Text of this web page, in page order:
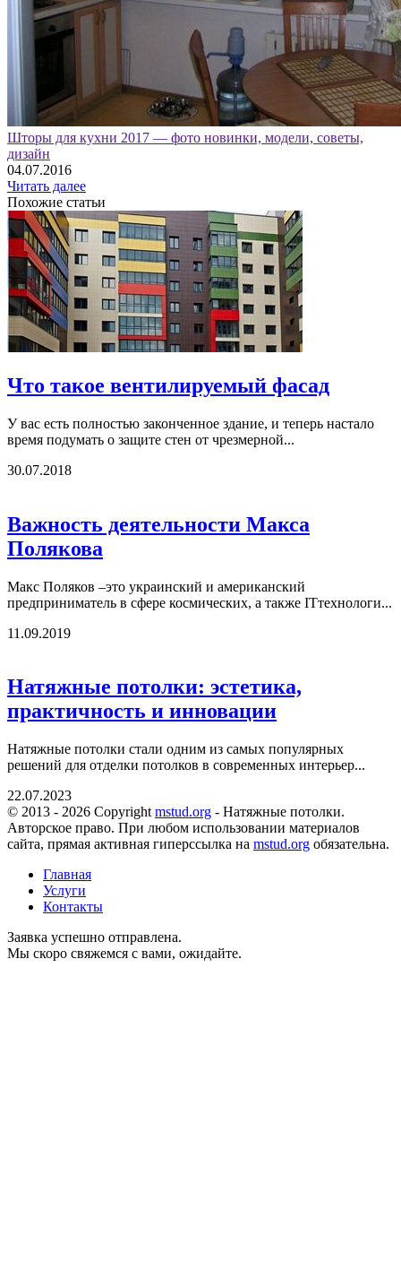
Шторы для кухни 2017 — фото новинки, модели, советы,
дизайн
04.07.2016
Читать далее
Похожие статьи
Что такое вентилируемый фасад
У вас есть полностью законченное здание, и теперь настало
время подумать о защите стен от чрезмерной...
30.07.2018
Важность деятельности Макса
Полякова
Макс Поляков –это украинский и американский
предприниматель в сфере космических, а также ITтехнологи...
11.09.2019
Натяжные потолки: эстетика,
практичность и инновации
Натяжные потолки стали одним из самых популярных
решений для отделки потолков в современных интерьер...
22.07.2023
© 2013 - 2026 Copyright mstud.org - Натяжные потолки.
Авторское право. При любом использовании материалов
сайта, прямая активная гиперссылка на mstud.org обязательна.
Главная
Услуги
Контакты
Заявка успешно отправлена.
Мы скоро свяжемся с вами, ожидайте.